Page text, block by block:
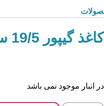
کاغذ گیپور 19/5 سانت عددی
در انبار موجود نمی باشد